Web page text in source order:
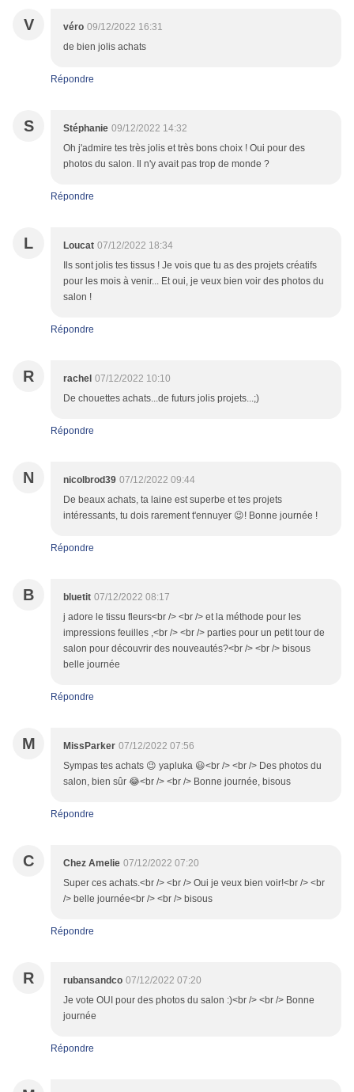
V véro 09/12/2022 16:31
de bien jolis achats
Répondre
S Stéphanie 09/12/2022 14:32
Oh j'admire tes très jolis et très bons choix ! Oui pour des
photos du salon. Il n'y avait pas trop de monde ?
Répondre
L Loucat 07/12/2022 18:34
Ils sont jolis tes tissus ! Je vois que tu as des projets créatifs
pour les mois à venir... Et oui, je veux bien voir des photos du
salon !
Répondre
R rachel 07/12/2022 10:10
De chouettes achats...de futurs jolis projets...;)
Répondre
N nicolbrod39 07/12/2022 09:44
De beaux achats, ta laine est superbe et tes projets
intéressants, tu dois rarement t'ennuyer 😉! Bonne journée !
Répondre
B bluetit 07/12/2022 08:17
j adore le tissu fleurs<br /> <br /> et la méthode pour les
impressions feuilles ,<br /> <br /> parties pour un petit tour de
salon pour découvrir des nouveautés?<br /> <br /> bisous
belle journée
Répondre
M MissParker 07/12/2022 07:56
Sympas tes achats 😉 yapluka 😃<br /> <br /> Des photos du
salon, bien sûr 😂<br /> <br /> Bonne journée, bisous
Répondre
C Chez Amelie 07/12/2022 07:20
Super ces achats.<br /> <br /> Oui je veux bien voir!<br /> <br
/> belle journée<br /> <br /> bisous
Répondre
R rubansandco 07/12/2022 07:20
Je vote OUI pour des photos du salon :)<br /> <br /> Bonne
journée
Répondre